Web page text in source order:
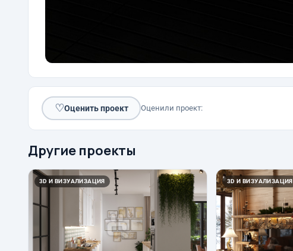
♡Оценить проект Оценили проект:
Другие проекты
3D И ВИЗУАЛИЗАЦИЯ 3D И ВИЗУАЛИЗАЦИЯ